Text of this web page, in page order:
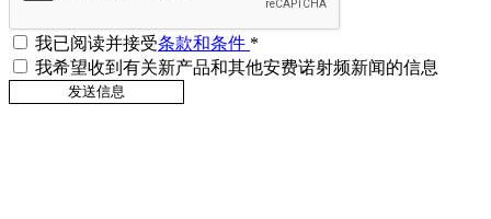
我已阅读并接受条款和条件 *
我希望收到有关新产品和其他安费诺射频新闻的信息